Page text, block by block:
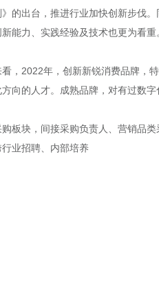
的出台，推进行业加快创新步伐
能力、实践经验及技术也更为看重
看，2022年，创新新锐消费品牌，
向的人才。成熟品牌，对有过数
购板块，间接采购负责人、营销品
行业招聘、内部培养